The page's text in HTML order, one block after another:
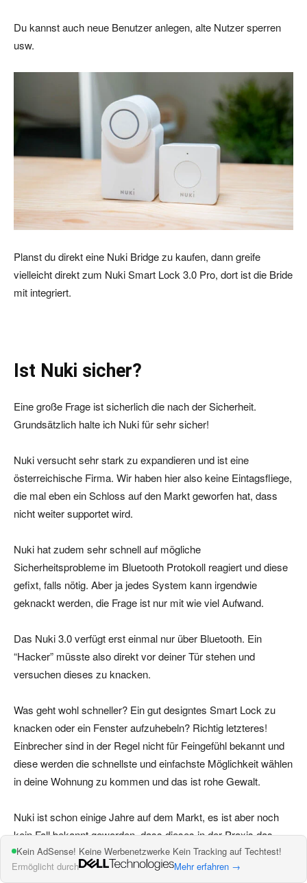
Du kannst auch neue Benutzer anlegen, alte Nutzer sperren
usw.
Planst du direkt eine Nuki Bridge zu kaufen, dann greife
vielleicht direkt zum Nuki Smart Lock 3.0 Pro, dort ist die Bride
mit integriert.
Ist Nuki sicher?
Eine große Frage ist sicherlich die nach der Sicherheit.
Grundsätzlich halte ich Nuki für sehr sicher!
Nuki versucht sehr stark zu expandieren und ist eine
österreichische Firma. Wir haben hier also keine Eintagsfliege,
die mal eben ein Schloss auf den Markt geworfen hat, dass
nicht weiter supportet wird.
Nuki hat zudem sehr schnell auf mögliche
Sicherheitsprobleme im Bluetooth Protokoll reagiert und diese
gefixt, falls nötig. Aber ja jedes System kann irgendwie
geknackt werden, die Frage ist nur mit wie viel Aufwand.
Das Nuki 3.0 verfügt erst einmal nur über Bluetooth. Ein
“Hacker” müsste also direkt vor deiner Tür stehen und
versuchen dieses zu knacken.
Was geht wohl schneller? Ein gut designtes Smart Lock zu
knacken oder ein Fenster aufzuhebeln? Richtig letzteres!
Einbrecher sind in der Regel nicht für Feingefühl bekannt und
diese werden die schnellste und einfachste Möglichkeit wählen
in deine Wohnung zu kommen und das ist rohe Gewalt.
Nuki ist schon einige Jahre auf dem Markt, es ist aber noch
kein Fall bekannt geworden, dass dieses in der Praxis das
Einfallstor von Einbrechern war (oder dies ist mir nicht zu
Ohren gekommen).
Kein AdSense! Keine Werbenetzwerke Kein Tracking auf Techtest!
Ermöglicht durch
Mehr erfahren →